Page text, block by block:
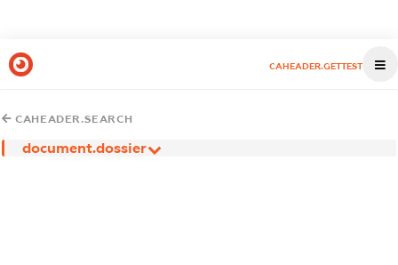
CAHEADER.GETTEST
CAHEADER.SEARCH
document.dossier